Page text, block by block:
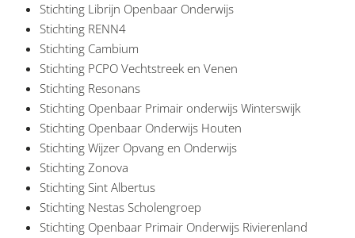
Stichting Librijn Openbaar Onderwijs
Stichting RENN4
Stichting Cambium
Stichting PCPO Vechtstreek en Venen
Stichting Resonans
Stichting Openbaar Primair onderwijs Winterswijk
Stichting Openbaar Onderwijs Houten
Stichting Wijzer Opvang en Onderwijs
Stichting Zonova
Stichting Sint Albertus
Stichting Nestas Scholengroep
Stichting Openbaar Primair Onderwijs Rivierenland